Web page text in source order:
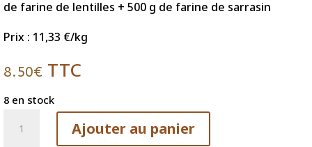
de farine de lentilles + 500 g de farine de sarrasin
Prix : 11,33 €/kg
8.50€ TTC
8 en stock
Ajouter au panier